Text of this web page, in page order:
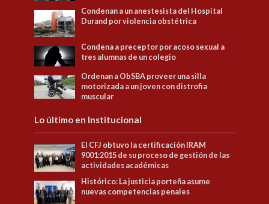
Condenan a un anestesista del Hospital
Durand por violencia obstétrica
Condena a preceptor por acoso sexual a
tres alumnas de un colegio
Ordenan a ObSBA proveer una silla
motorizada a un joven con distrofia
muscular
Lo último en Institucional
El CFJ obtuvo la certificación IRAM
9001:2015 de su proceso de gestión de las
actividades académicas
Histórico: La justicia porteña asume
nuevas competencias penales